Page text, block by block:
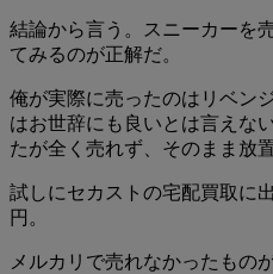
結論から言う。
スニーカーを
てみるのが正解だ。
俺が実際に売ったのはリベン
はお世辞にも良いとは言えな
たが全く売れず、そのまま放
試しにセカストの宅配買取に
円。
メルカリで売れなかったもの